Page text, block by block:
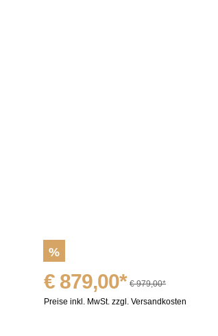
%
€ 879,00* € 979,00*
Preise inkl. MwSt. zzgl. Versandkosten